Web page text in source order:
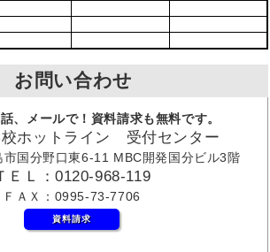
お問い合わせ
、メールで！資料請求も無料です。
校ホットライン 受付センター
国分野口東6-11 MBC開発国分ビル3階
ＥＬ：0120-968-119
ＦＡＸ：0995-73-7706
資料請求